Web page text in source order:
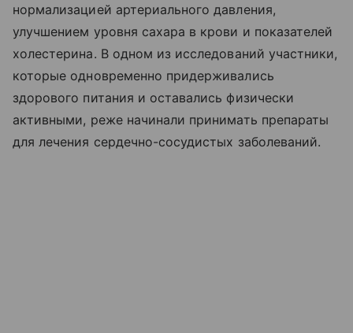
нормализацией артериального давления,
улучшением уровня сахара в крови и показателей
холестерина. В одном из исследований участники,
которые одновременно придерживались
здорового питания и оставались физически
активными, реже начинали принимать препараты
для лечения сердечно-сосудистых заболеваний.